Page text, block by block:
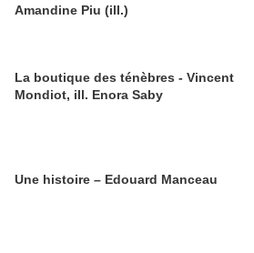
Amandine Piu (ill.)
La boutique des ténèbres - Vincent
Mondiot, ill. Enora Saby
Une histoire – Edouard Manceau